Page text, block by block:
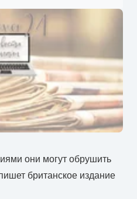
они могут обрушить
британское издание